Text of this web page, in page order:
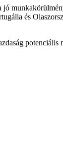
és
potenciális